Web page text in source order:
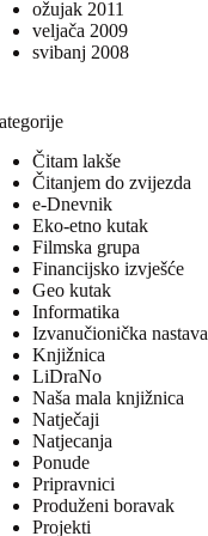
ožujak 2011
veljača 2009
svibanj 2008
Čitam lakše
Čitanjem do zvijezda
e-Dnevnik
Eko-etno kutak
Filmska grupa
Financijsko izvješće
Geo kutak
Informatika
Izvanučionička nastava
Knjižnica
LiDraNo
Naša mala knjižnica
Natječaji
Natjecanja
Ponude
Pripravnici
Produženi boravak
Projekti